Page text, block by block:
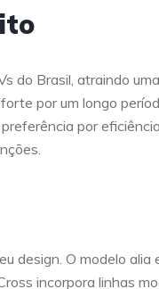
do Brasil, atraindo
por um longo
por
design. O modelo alia
incorpora linhas